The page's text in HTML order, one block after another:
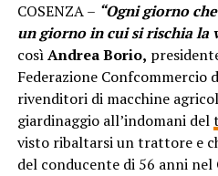
COSENZA – “Ogni giorno
un giorno in cui si rischia la
cosìAndrea Borio,
Federazione Confcommercio
rivenditori di macchine
giardinaggio all’indomani del
visto ribaltarsi un trattore e
del conducente di 56 anni nel